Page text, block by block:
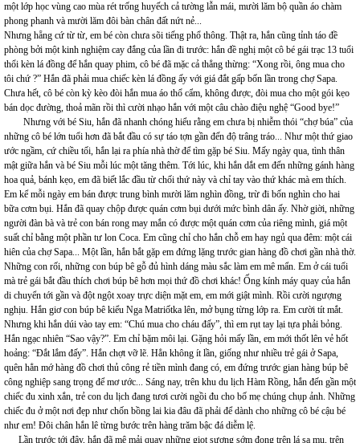
một lớp học vùng cao mùa rét trống huyếch cả tường lẫn mái, mười lăm bộ quần áo chàm
phong phanh và mười lăm đôi bàn chân đất nứt nẻ...
Nhưng hẵng cứ từ từ, em bé còn chưa sõi tiếng phổ thông. Thật ra, hắn cũng tỉnh táo đề
phòng bởi một kinh nghiệm cay đắng của lần đi trước: hắn đề nghị một cô bé gái trạc 13 tuổi
thổi kèn lá đồng để hắn quay phim, cô bé đã mặc cả thẳng thừng: “Xong rồi, ông mua cho
tôi chứ ?” Hắn đã phải mua chiếc kèn lá đồng ấy với giá đắt gấp bốn lần trong chợ Sapa.
Chưa hết, cô bé còn kỳ kèo đòi hắn mua áo thổ cẩm, không được, đòi mua cho một gói kẹo
bán dọc đường, thoả mãn rồi thì cười nhạo hắn với một câu chào điệu nghệ “Good bye!”
Nhưng với bé Siu, hắn đã nhanh chóng hiểu rằng em chưa bị nhiễm thói “chợ búa” của
những cô bé lớn tuổi hơn đã bắt đầu có sự táo tợn gần đến độ trâng tráo... Như một thứ giao
ước ngầm, cứ chiều tối, hắn lại ra phía nhà thờ để tìm gặp bé Siu. Mấy ngày qua, tình thân
mật giữa hắn và bé Siu mỗi lúc một tăng thêm. Tới lúc, khi hắn dắt em đến những gánh hàng
hoa quả, bánh kẹo, em đã biết lắc đầu từ chối thứ này và chỉ tay vào thứ khác mà em thích.
Em kể mỗi ngày em bán được trung bình mười lăm nghìn đồng, trừ đi bốn nghìn cho hai
bữa cơm bụi. Hắn đã quay chộp được quán cơm bụi dưới mức bình dân ấy. Nhờ giời, những
người đàn bà và trẻ con bán rong may mắn có được một quán cơm của riêng mình, giá một
suất chỉ bằng một phần tư lon Coca. Em cũng chỉ cho hắn chỗ em hay ngủ qua đêm: một cái
hiên của chợ Sapa... Một lần, hắn bắt gặp em đứng lặng trước gian hàng đồ chơi gần nhà thờ.
Những con rối, những con búp bê gỗ đủ hình dáng màu sắc làm em mê mẩn. Em ở cái tuổi
mà trẻ gái bắt đầu thích chơi búp bê hơn mọi thứ đồ chơi khác! Ống kính máy quay của hắn
di chuyển tới gần và đột ngột xoay trực diện mặt em, em mới giật mình. Rồi cười ngượng
nghịu. Hắn giơ con búp bê kiểu Nga Matriốtka lên, mở bụng từng lớp ra. Em cười tít mắt.
Nhưng khi hắn dúi vào tay em: “Chú mua cho cháu đấy”, thì em rụt tay lại tựa phải bỏng.
Hắn ngạc nhiên “Sao vậy?”. Em chỉ bặm môi lại. Gặng hỏi mấy lần, em mới thốt lên vẻ hốt
hoảng: “Đắt lắm đấy”. Hắn chợt vỡ lẽ. Hẳn không ít lần, giống như nhiều trẻ gái ở Sapa,
quên hẳn mớ hàng đồ chơi thủ công rẻ tiền mình đang có, em đứng trước gian hàng búp bê
công nghiệp sang trọng để mơ ước... Sáng nay, trên khu du lịch Hàm Rồng, hắn đến gần một
chiếc đu xinh xắn, trẻ con du lịch đang tươi cười ngồi đu cho bố mẹ chúng chụp ảnh. Những
chiếc đu ở một nơi đẹp như chốn bồng lai kia đâu đã phải để dành cho những cô bé cậu bé
như em! Đôi chân hắn lê từng bước trên hàng trăm bậc đá diễm lệ.
Lần trước tới đây, hắn đã mê mải quay những giọt sương sớm đọng trên lá sa mu, trên